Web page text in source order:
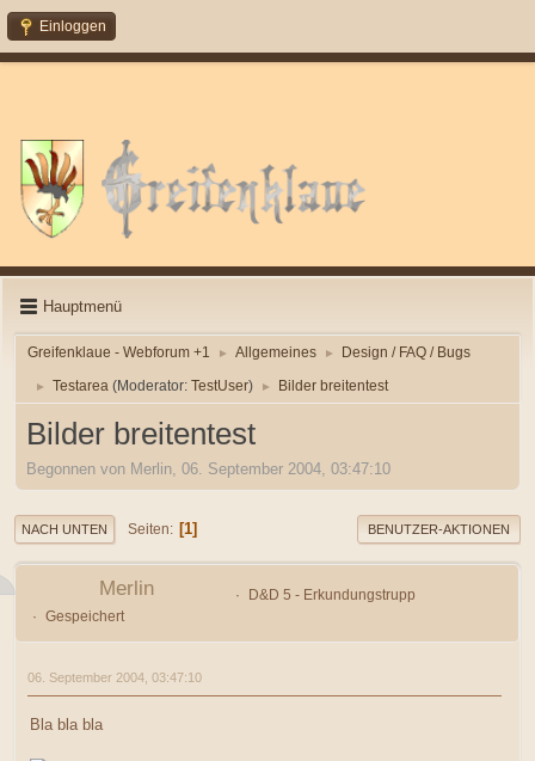
Einloggen
Hauptmenü
Greifenklaue - Webforum +1 ► Allgemeines ► Design / FAQ / Bugs
► Testarea (Moderator: TestUser) ► Bilder breitentest
Bilder breitentest
Begonnen von Merlin, 06. September 2004, 03:47:10
NACH UNTEN Seiten 1 BENUTZER-AKTIONEN
Merlin
D&D 5 - Erkundungstrupp
Gespeichert
06. September 2004, 03:47:10
Bla bla bla